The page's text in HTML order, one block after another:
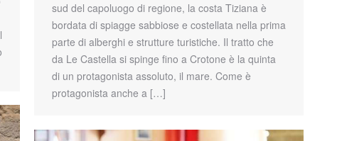
sud del capoluogo di regione, la costa Tiziana è
bordata di spiagge sabbiose e costellata nella prima
parte di alberghi e strutture turistiche. Il tratto che
da Le Castella si spinge fino a Crotone è la quinta
di un protagonista assoluto, il mare. Come è
protagonista anche a […]